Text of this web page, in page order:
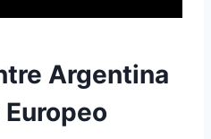
Argentina